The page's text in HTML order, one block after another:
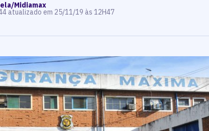
Midiamax
atualizado em 25/11/19 às 12H47